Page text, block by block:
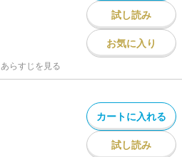
試し読み
お気に入り
あらすじを見る
カートに入れる
試し読み